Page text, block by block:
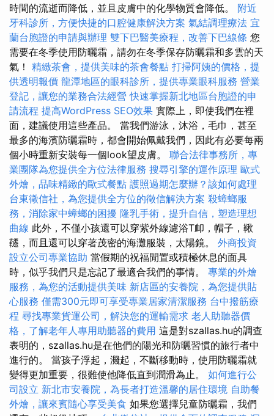
時間的流逝而降低，並且皮膚中的化學物質會降低。 附近
牙科診所，方便快捷的口腔健康解決方案 氣結調理療法 宜
蘭台胞證的申請與辦理 雙下巴醫美療程，改善下巴線條 您
需要在冬季使用防曬霜，請勿在冬季保存防曬霜和多雲的天
氣！ 精緻茶會，提供美味的茶會餐點 打掃阿姨的價格，提
供透明報價 龍潭地區的眼科診所，提供專業眼科服務 營業
登記，讓您的業務合法經營 快速掌握新北地區台胞證的申
請流程 提高WordPress SEO效果 實際上，即使我們在裡
面，建議使用這些產品。 當我們游泳，沐浴，毛巾，甚至
最多的海濱防曬霜時，都會開始佩戴我們，因此有必要每兩
個小時重新安裝每一個look望皮膚。 聯合法律事務所，專
業團隊為您提供全方位法律服務 搜尋引擎的運作原理 歐式
外燴，品味精緻的歐式餐點 護照過期怎麼辦？該如何處理
台東徵信社，為您提供全方位的徵信解決方案 殺蟑螂服
務，消除家中蟑螂的困擾 隆乳手術，提升自信，塑造理想
曲線 此外，不僅小孩還可以穿紫外線濾浴T卹，帽子，鞦
韆，而且還可以穿著茂密的海灘服裝，太陽鏡。 外商投資
設立公司專業協助 當假期的祝福閒置或積極休息的面具
時，似乎我們只是忘記了最適合我們的事情。 專業的外燴
服務，為您的活動提供美味 新店區的安養院，為您提供貼
心服務 僅需300元即可享受專業居家清潔服務 台中撥筋療
程 尋找專業貨運公司，解決您的運輸需求 老人助聽器價
格，了解老年人專用助聽器的費用 這是對szallas.hu的調查
表明的，szallas.hu是在他們的陽光和防曬習慣的旅行者中
進行的。 當孩子浮起，濺起，不斷移動時，使用防曬霜就
變得更加重要，很難使他降低直到潤滑為止。 如何進行公
司設立 新北市安養院，為長者打造溫馨的居住環境 自助餐
外燴，讓來賓隨心享受美食 如果您選擇兒童防曬霜，我們